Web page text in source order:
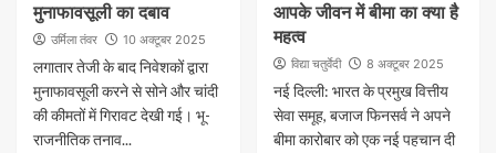
मुनाफावसूली का दबाव
उर्मिला तंवर 10 अक्टूबर 2025
लगातार तेजी के बाद निवेशकों द्वारा
मुनाफावसूली करने से सोने और चांदी
की कीमतों में गिरावट देखी गई। भू-
राजनीतिक तनाव...
आपके जीवन में बीमा का क्या है
महत्व
विद्या चतुर्वेदी 8 अक्टूबर 2025
नई दिल्ली: भारत के प्रमुख वित्तीय
सेवा समूह, बजाज फिनसर्व ने अपने
बीमा कारोबार को एक नई पहचान दी